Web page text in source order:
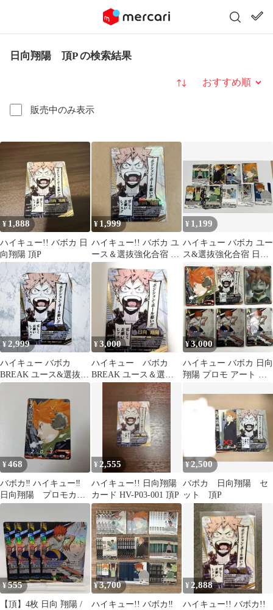
日向翔陽 頂P の検索結果
販売中のみ表示
並び替え
¥ 1,888
ハイキュー!! バボカ 日
向翔陽 頂P
¥ 1,999
ハイキュー!! バボカ ユ
ース＆選抜強化合宿 日
向翔陽 頂P
¥ 1,199
ハイキュー バボカ ユー
ス&選抜強化合宿 日向
翔陽
¥2,999
ハイキュー バボカ
BREAK ユース&選抜強
化合宿 頂P 日向翔陽
¥3,000
ハイキュー バボカ
BREAK ユース＆選抜
強化合宿 日向翔陽 頂
¥3,000
ハイキュー バボカ 日向
翔陽 プロモ アート 頂
¥468
バボカ‼︎ ハイキュー‼︎
日向翔陽 プロモカー
ド
¥2,555
ハイキュー!! 日向翔陽
カード HV-P03-001 頂P
¥2,500
バボカ 日向翔陽 セ
ット 頂P
¥555
【頂】4枚 日向 翔陽 /
¥3,700
ハイキュー!! バボカ‼︎
¥ 2,888
ハイキュー!! バボカ!!